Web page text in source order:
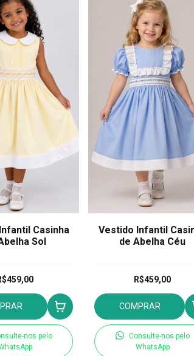
Casinha
Sol
nos pelo
Vestido Infantil
de Abelha Céu
R$459,00
COMPRAR
Consulte-nos pelo
WhatsApp